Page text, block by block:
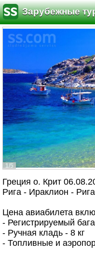
Зарубежные
1/5
Греция о. Крит
Рига - Ираклион -
Цена авиабилета
- Регистрируемый
- Ручная кладь - 8 кг
- Топливные и